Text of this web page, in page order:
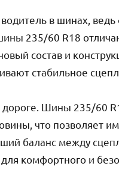
в шинах, ведь
235/60 R18
состав и
стабильное
дороге. Шины 235/60
что позволяет
баланс между
комфортного и